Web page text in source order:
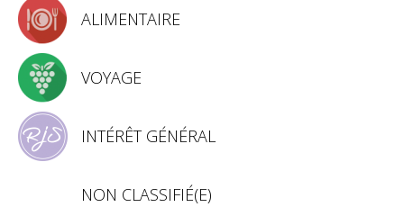
ALIMENTAIRE
VOYAGE
INTÉRÊT GÉNÉRAL
NON CLASSIFIÉ(E)